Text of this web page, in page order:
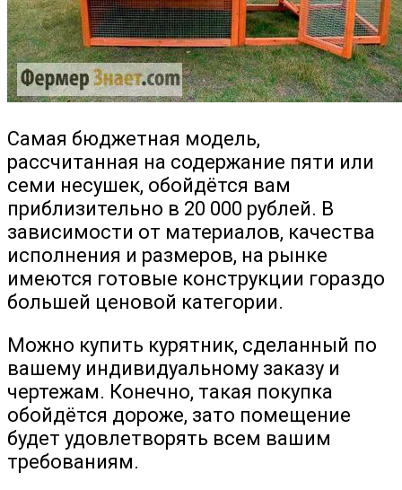
Самая бюджетная модель,
рассчитанная на содержание пяти или
семи несушек, обойдётся вам
приблизительно в 20 000 рублей. В
зависимости от материалов, качества
исполнения и размеров, на рынке
имеются готовые конструкции гораздо
большей ценовой категории.
Можно купить курятник, сделанный по
вашему индивидуальному заказу и
чертежам. Конечно, такая покупка
обойдётся дороже, зато помещение
будет удовлетворять всем вашим
требованиям.